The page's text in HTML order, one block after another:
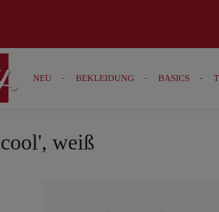
springen
NEU BEKLEIDUNG BASICS
weiß